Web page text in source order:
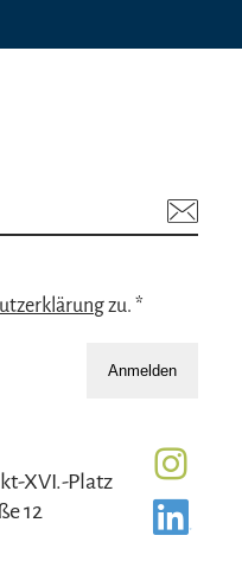
zu. *
Anmelden
XVI.-Platz
12